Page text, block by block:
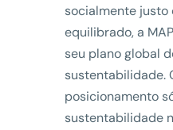
socialmente
equilibrado, a
seu plano global
sustentabilidade.
posicionamento
sustentabilidade